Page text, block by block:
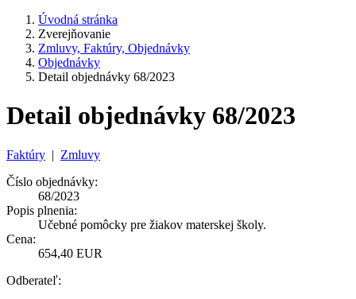
Úvodná stránka
Zverejňovanie
Zmluvy, Faktúry, Objednávky
Objednávky
Detail objednávky 68/2023
Detail objednávky 68/2023
Faktúry | Zmluvy
Číslo objednávky:
68/2023
Popis plnenia:
Učebné pomôcky pre žiakov materskej školy.
Cena:
654,40 EUR
Odberateľ: